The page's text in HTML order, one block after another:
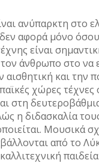
ανύπαρκτη στο
αφορά μόνο
είναι
άνθρωπο στο να
και την
χώρες τέχνες
στη
η διδασκαλία
Μουσικά
από το